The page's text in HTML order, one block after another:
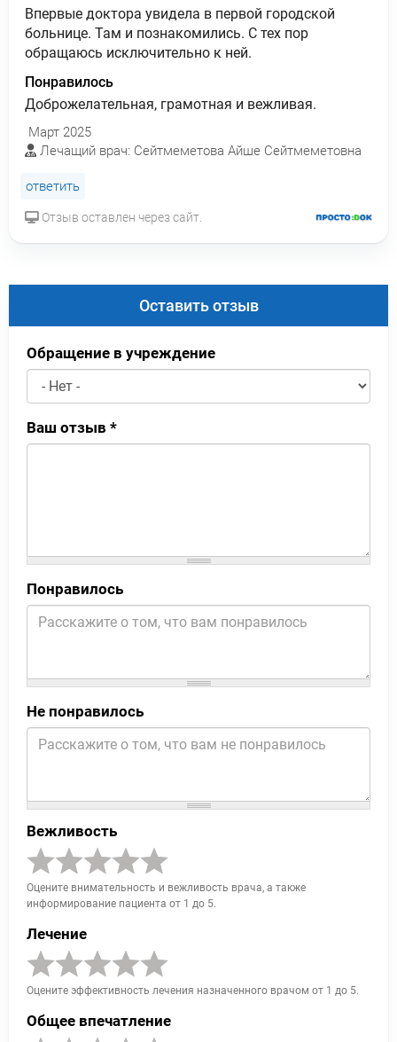
Впервые доктора увидела в первой городской
больнице. Там и познакомились. С тех пор
обращаюсь исключительно к ней.
Понравилось
Доброжелательная, грамотная и вежливая.
Март 2025
Лечащий врач: Сейтмеметова Айше Сейтмеметовна
ответить
Отзыв оставлен через сайт.
Оставить отзыв
Обращение в учреждение
Ваш отзыв *
Понравилось
Не понравилось
Вежливость
Оцените внимательность и вежливость врача, а также
информирование пациента от 1 до 5.
Лечение
Оцените эффективность лечения назначенного врачом от 1 до 5.
Общее впечатление